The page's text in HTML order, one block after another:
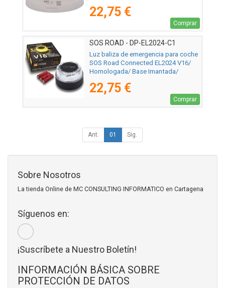
22,75 €
Comprar
SOS ROAD - DP-EL2024-C1
Luz baliza de emergencia para coche
SOS Road Connected EL2024 V16/
Homologada/ Base Imantada/
22,75 €
Comprar
Ant. 01 Sig.
Sobre Nosotros
La tienda Online de MC CONSULTING INFORMATICO en Cartagena
Síguenos en:
¡Suscríbete a Nuestro Boletín!
INFORMACIÓN BÁSICA SOBRE
PROTECCIÓN DE DATOS